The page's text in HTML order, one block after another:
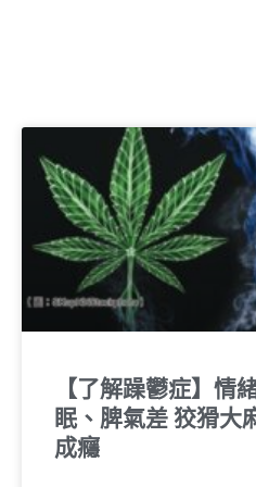
【了解躁鬱症】情
眠、脾氣差 狡猾大
成癮